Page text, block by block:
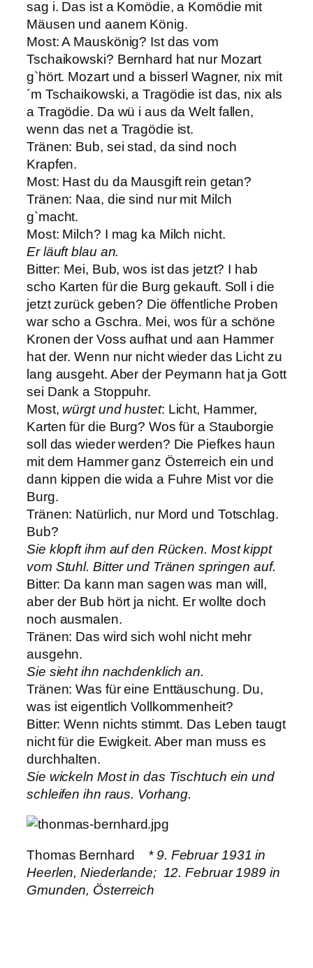
sag i. Das ist a Komödie, a Komödie mit
Mäusen und aanem König.
Most: A Mauskönig? Ist das vom
Tschaikowski? Bernhard hat nur Mozart
g`hört. Mozart und a bisserl Wagner, nix mit
´m Tschaikowski, a Tragödie ist das, nix als
a Tragödie. Da wü i aus da Welt fallen,
wenn das net a Tragödie ist.
Tränen: Bub, sei stad, da sind noch
Krapfen.
Most: Hast du da Mausgift rein getan?
Tränen: Naa, die sind nur mit Milch
g`macht.
Most: Milch? I mag ka Milch nicht.
Er läuft blau an.
Bitter: Mei, Bub, wos ist das jetzt? I hab
scho Karten für die Burg gekauft. Soll i die
jetzt zurück geben? Die öffentliche Proben
war scho a Gschra. Mei, wos für a schöne
Kronen der Voss aufhat und aan Hammer
hat der. Wenn nur nicht wieder das Licht zu
lang ausgeht. Aber der Peymann hat ja Gott
sei Dank a Stoppuhr.
Most, würgt und hustet: Licht, Hammer,
Karten für die Burg? Wos für a Stauborgie
soll das wieder werden? Die Piefkes haun
mit dem Hammer ganz Österreich ein und
dann kippen die wida a Fuhre Mist vor die
Burg.
Tränen: Natürlich, nur Mord und Totschlag.
Bub?
Sie klopft ihm auf den Rücken. Most kippt
vom Stuhl. Bitter und Tränen springen auf.
Bitter: Da kann man sagen was man will,
aber der Bub hört ja nicht. Er wollte doch
noch ausmalen.
Tränen: Das wird sich wohl nicht mehr
ausgehn.
Sie sieht ihn nachdenklich an.
Tränen: Was für eine Enttäuschung. Du,
was ist eigentlich Vollkommenheit?
Bitter: Wenn nichts stimmt. Das Leben taugt
nicht für die Ewigkeit. Aber man muss es
durchhalten.
Sie wickeln Most in das Tischtuch ein und
schleifen ihn raus. Vorhang.
Thomas Bernhard * 9. Februar 1931 in
Heerlen, Niederlande;  12. Februar 1989 in
Gmunden, Österreich